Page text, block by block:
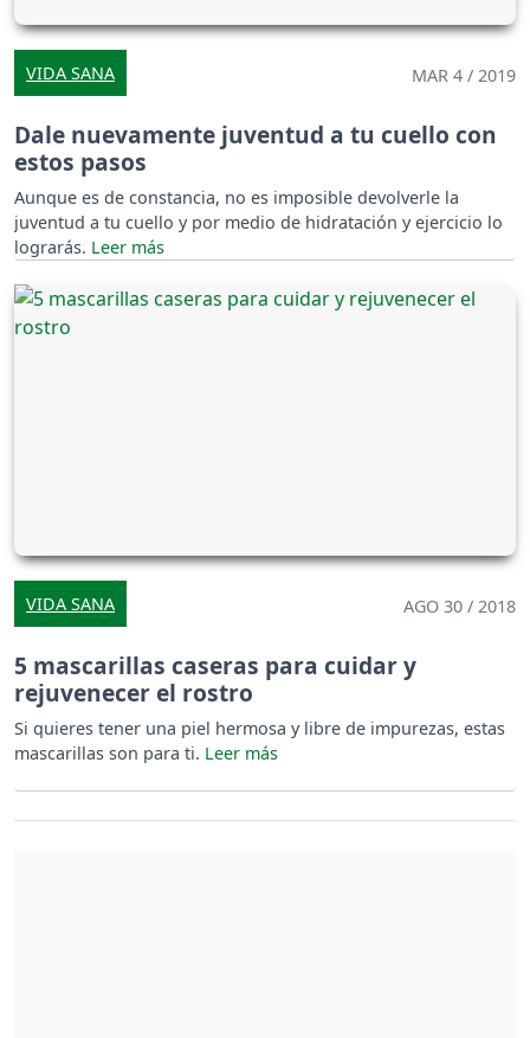
VIDA SANA MAR 4 / 2019
Dale nuevamente juventud a tu cuello con
estos pasos
Aunque es de constancia, no es imposible devolverle la
juventud a tu cuello y por medio de hidratación y ejercicio lo
lograrás.
VIDA SANA AGO 30 / 2018
5 mascarillas caseras para cuidar y
rejuvenecer el rostro
Si quieres tener una piel hermosa y libre de impurezas, estas
mascarillas son para ti.